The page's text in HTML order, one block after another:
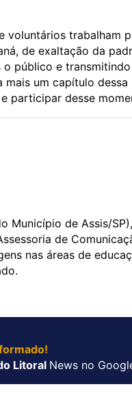
voluntários trabalham
de exaltação da
público e
um capítulo
participar desse
Município de Assis/
de
nas áreas de
Litoral News no